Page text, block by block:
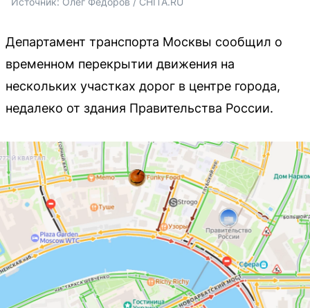
Департамент транспорта Москвы сообщил о
временном перекрытии движения на
нескольких участках дорог в центре города,
недалеко от здания Правительства России.